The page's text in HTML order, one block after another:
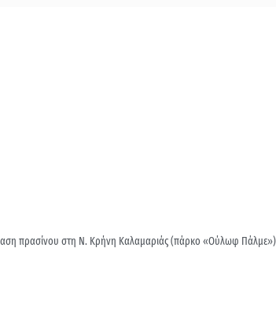
πρασίνου στη Ν. Κρήνη Καλαμαριάς (πάρκο «Ούλωφ Πάλμε»)